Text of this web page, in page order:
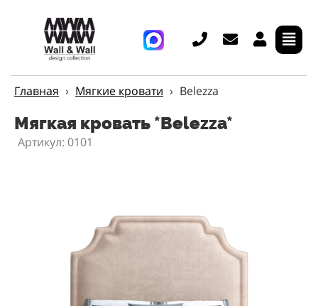
Главная › Мягкие кровати › Belezza
Мягкая кровать *Belezza*
Артикул: 0101